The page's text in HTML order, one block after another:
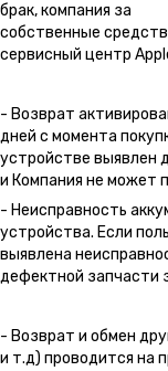
брак, компания за
собственные
сервисный центр
- Возврат
дней с момента
устройстве выявлен
и Компания не может
- Неисправность
устройства. Если
выявлена
дефектной запчасти
- Возврат и обмен
и т.д) проводится на